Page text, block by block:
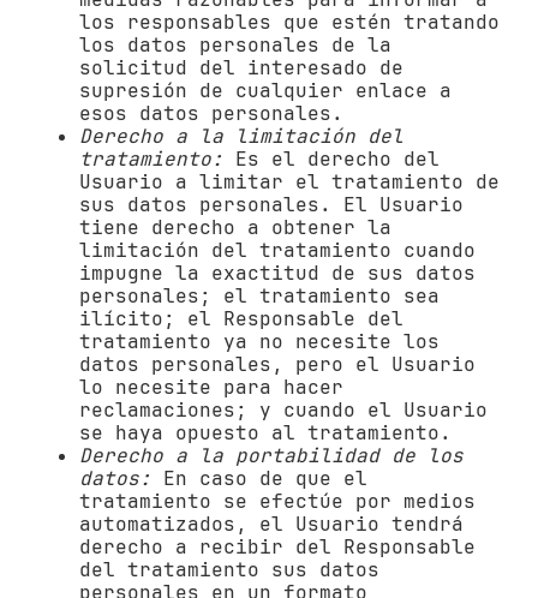
los responsables que estén tratando
los datos personales de la
solicitud del interesado de
supresión de cualquier enlace a
esos datos personales.
Derecho a la limitación del
tratamiento:
Es el derecho del
Usuario a limitar el tratamiento de
sus datos personales. El Usuario
tiene derecho a obtener la
limitación del tratamiento cuando
impugne la exactitud de sus datos
personales; el tratamiento sea
ilícito; el Responsable del
tratamiento ya no necesite los
datos personales, pero el Usuario
lo necesite para hacer
reclamaciones; y cuando el Usuario
se haya opuesto al tratamiento.
Derecho a la portabilidad de los
datos:
En caso de que el
tratamiento se efectúe por medios
automatizados, el Usuario tendrá
derecho a recibir del Responsable
del tratamiento sus datos